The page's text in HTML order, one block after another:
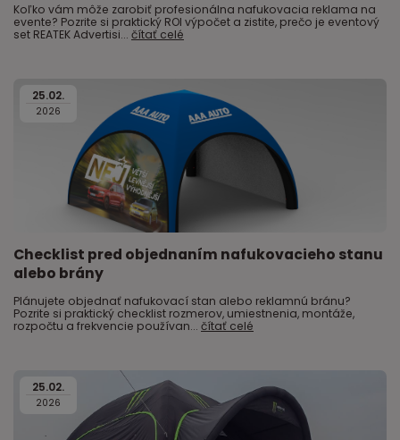
Koľko vám môže zarobiť profesionálna nafukovacia reklama na
evente? Pozrite si praktický ROI výpočet a zistite, prečo je eventový
set REATEK Advertisi... čítať celé
25.02.
2026
Checklist pred objednaním nafukovacieho stanu
alebo brány
Plánujete objednať nafukovací stan alebo reklamnú bránu?
Pozrite si praktický checklist rozmerov, umiestnenia, montáže,
rozpočtu a frekvencie používan... čítať celé
25.02.
2026